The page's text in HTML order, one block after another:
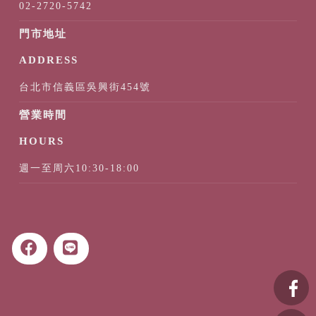
02-2720-5742
台北市信義區吳興街454號
週一至周六10:30-18:00